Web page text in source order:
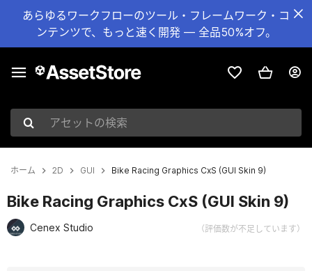
あらゆるワークフローのツール・フレームワーク・コ
ンテンツで、もっと速く開発 — 全品50%オフ。
アセットの検索
ホーム 2D GUI Bike Racing Graphics CxS (GUI Skin 9)
Bike Racing Graphics CxS (GUI Skin 9)
Cenex Studio （評価数が不足しています）